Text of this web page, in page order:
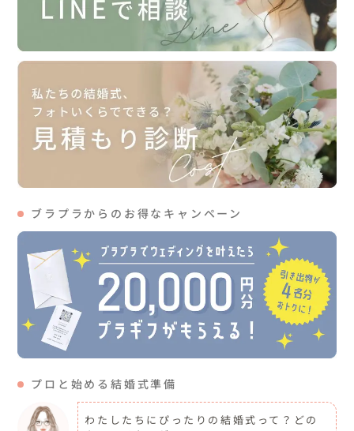
ブラプラからのお得なキャンペーン
プロと始める結婚式準備
わたしたちにぴったりの結婚式って？どの